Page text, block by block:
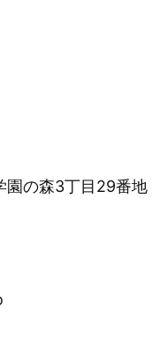
園の森3丁目29番地